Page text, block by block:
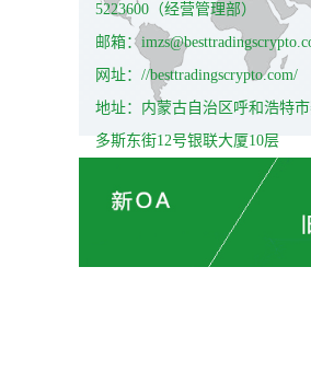
5223600（经营管理部）
邮箱：
网址：//besttradingscrypto.com/
地址：内蒙古自治区呼和浩特
多斯东街12号银联大厦10层